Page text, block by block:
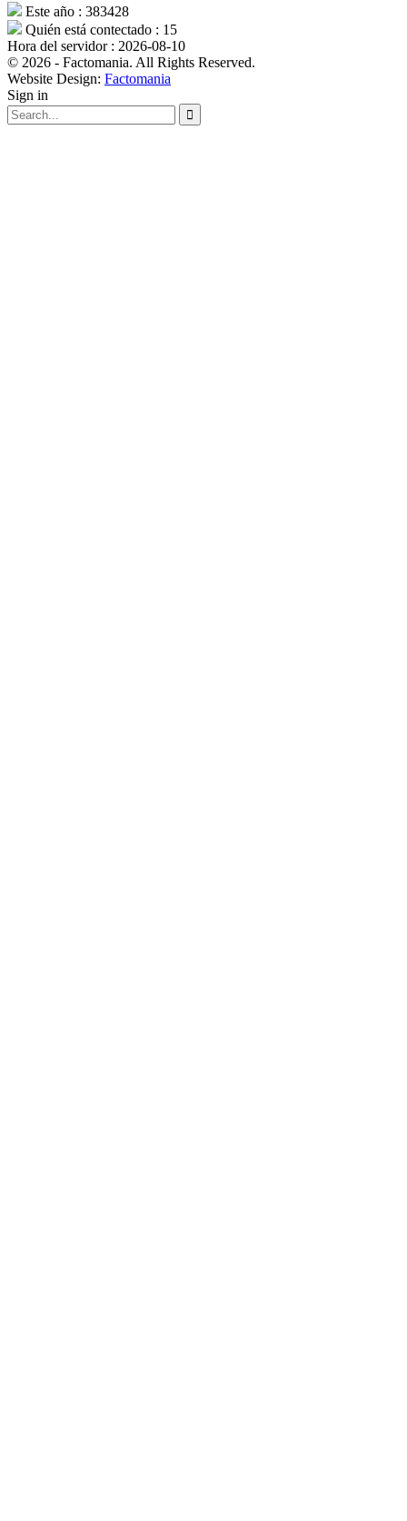
Este año : 383428
Quién está contectado : 15
Hora del servidor : 2026-08-10
© 2026 - Factomania. All Rights Reserved.
Website Design: Factomania
Sign in